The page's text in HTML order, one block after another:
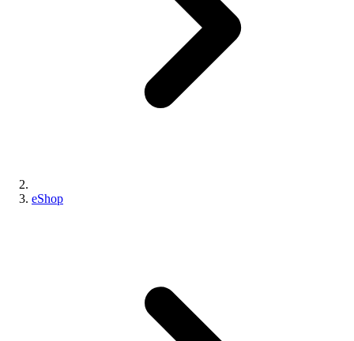
eShop